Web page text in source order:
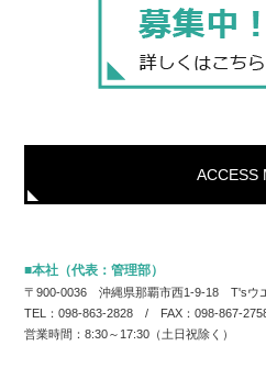
ACCESS
■本社（代表：管理部）
〒900-0036 沖縄県那覇市西1-9-18 T'sウ
TEL：098-863-2828 / FAX：098-867-
営業時間：8:30～17:30（土日祝除く）